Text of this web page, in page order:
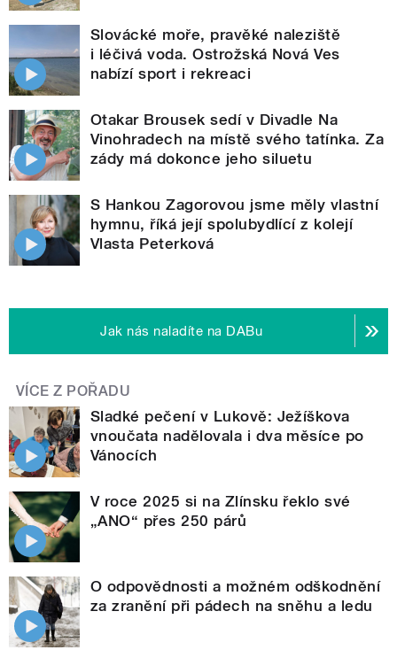
Slovácké moře, pravěké naleziště
i léčivá voda. Ostrožská Nová Ves
nabízí sport i rekreaci
Otakar Brousek sedí v Divadle Na
Vinohradech na místě svého tatínka. Za
zády má dokonce jeho siluetu
S Hankou Zagorovou jsme měly vlastní
hymnu, říká její spolubydlící z kolejí
Vlasta Peterková
Jak nás naladíte na DABu
VÍCE Z POŘADU
Sladké pečení v Lukově: Ježíškova
vnoučata nadělovala i dva měsíce po
Vánocích
V roce 2025 si na Zlínsku řeklo své
„ANO“ přes 250 párů
O odpovědnosti a možném odškodnění
za zranění při pádech na sněhu a ledu